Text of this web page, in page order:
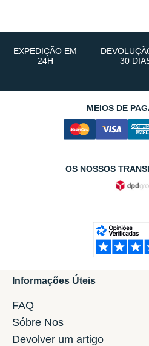
EXPEDIÇÃO EM
24H
30
MEIOS DE
OS NOSSOS
Informações Úteis
FAQ
Sóbre Nos
Devolver um artigo